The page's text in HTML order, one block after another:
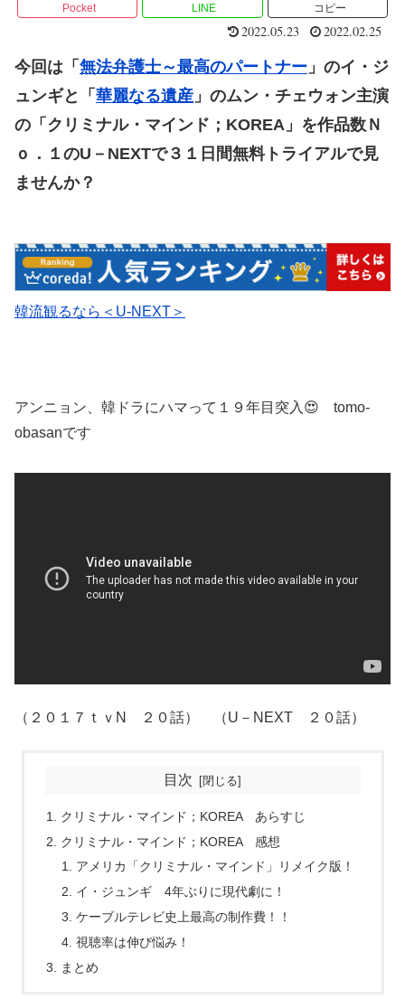
Pocket LINE コピー
2022.05.23 2022.02.25
今回は「 無法弁護士～最高のパートナー 」のイ・ジ
ュンギと「 華麗なる遺産 」のムン・チェウォン主演
の「クリミナル・マインド；KOREA」 を作品数Ｎ
ｏ．１のU－NEXTで３１日間無料トライアルで見
ませんか？
韓流観るなら＜U-NEXT＞
アンニョン、韓ドラにハマって１９年目突入😍 tomo-
obasanです
（２０１７ｔｖN ２０話） （U－NEXT ２０話）
目次
クリミナル・マインド；KOREA あらすじ
クリミナル・マインド；KOREA 感想
アメリカ「クリミナル・マインド」リメイク版！
イ・ジュンギ 4年ぶりに現代劇に！
ケーブルテレビ史上最高の制作費！！
視聴率は伸び悩み！
まとめ